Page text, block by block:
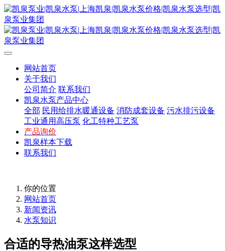
网站首页
关于我们
公司简介 联系我们
凯泉水泵产品中心
全部 民用给排水暖通设备 消防成套设备 污水排污设备
工业通用高压泵 化工特种工艺泵
产品询价
凯泉样本下载
联系我们
你的位置
网站首页
新闻资讯
水泵知识
合适的导热油泵这样选型